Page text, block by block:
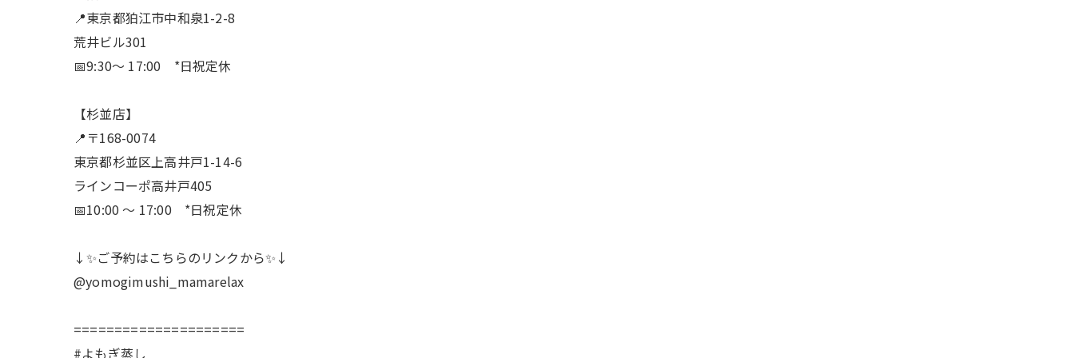
📍東京都狛江市中和泉1-2-8
荒井ビル301
📅9:30〜 17:00 *日祝定休
【杉並店】
📍〒168-0074
東京都杉並区上高井戸1-14-6
ラインコーポ高井戸405
📅10:00 〜 17:00 *日祝定休
↓✨ご予約はこちらのリンクから✨↓
@yomogimushi_mamarelax
=====================
#よもぎ蒸し